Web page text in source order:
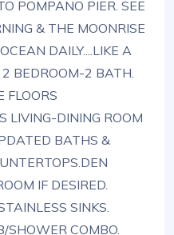
POMPANO PIER. SEE
& THE MOONRISE
DAILY....LIKE A
BEDROOM-2 BATH.
FLOORS
LIVING-DINING ROOM
BATHS &
IF DESIRED.
SINKS.
SHOWER COMBO.